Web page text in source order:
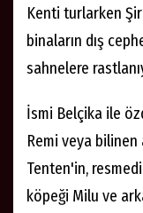
Kenti turlarken
binaların dış
sahnelere
İsmi Belçika ile
Remi veya bilinen
Tenten'in,
köpeği Milu ve